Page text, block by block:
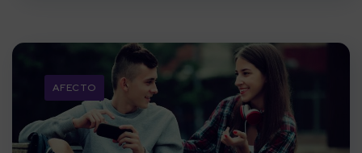
AFECTO